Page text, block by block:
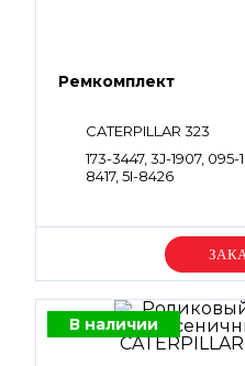
Ремкомплект
CATERPILLAR 323
173-3447, 3J-1907,
8417, 5I-8426
В наличии